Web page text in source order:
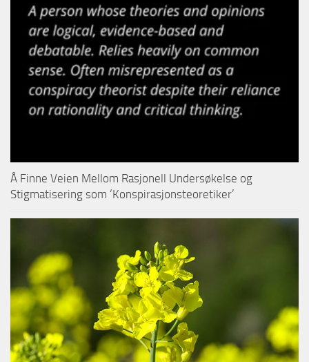
Å Finne Veien Mellom Rasjonell Undersøkelse og
Stigmatisering som ‘Konspirasjonsteoretiker’